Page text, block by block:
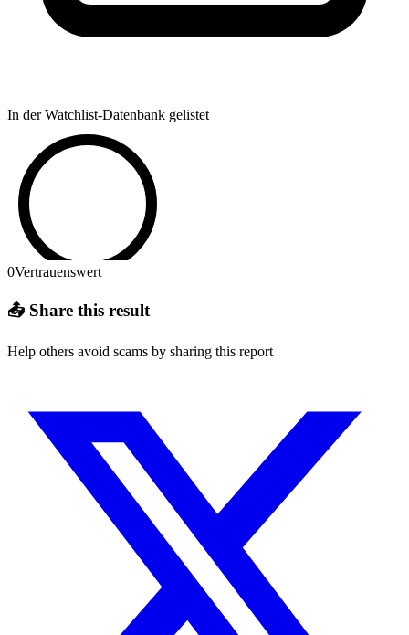
In der Watchlist-Datenbank gelistet
0Vertrauenswert
📤 Share this result
Help others avoid scams by sharing this report